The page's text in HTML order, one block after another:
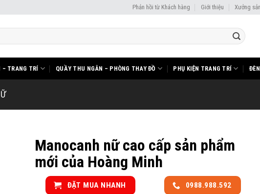
Phản hồi từ Khách hàng Giới thiệu Xưởng
– TRANG TRÍ QUẦY THU NGÂN – PHÒNG THAY ĐỒ PHỤ KIỆN TRANG TRÍ
Manocanh nữ cao cấp sản phẩm
mới của Hoàng Minh
ĐẶT MUA NHANH 0988.988.592